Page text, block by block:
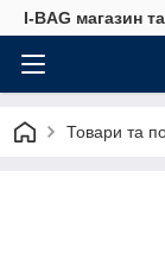
I-BAG магазин
Товари та